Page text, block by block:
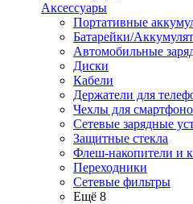
Аксессуары
Портативные
Батарейки/
Автомобильные
Диски
Кабели
Держатели для
Чехлы для
Сетевые зарядные
Защитные стекла
Флеш-накопители и
Переходники
Сетевые фильтры
Ещё 8